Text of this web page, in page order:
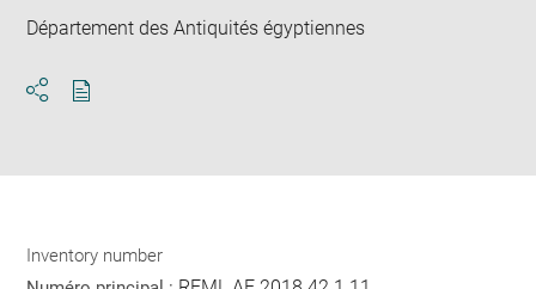
Département des Antiquités égyptiennes
Inventory number